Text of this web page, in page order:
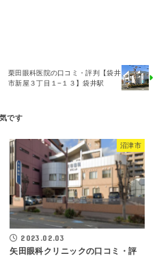
栗田眼科医院の口コミ・評判【袋井
市新屋３丁目１−１３】袋井駅
沼津市
2023.02.03
矢田眼科クリニックの口コミ・評